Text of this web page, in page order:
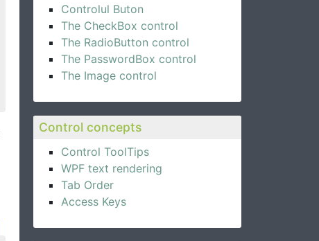
Controlul Buton
The CheckBox control
The RadioButton control
The PasswordBox control
The Image control
Control concepts
Control ToolTips
WPF text rendering
Tab Order
Access Keys